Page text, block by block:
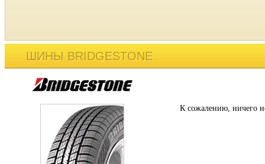
ШИНЫ BRIDGESTONE
К сожалению, ничего